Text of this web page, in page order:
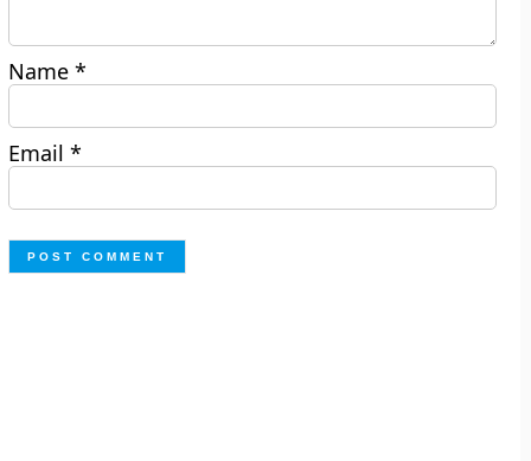
Name*
Email*